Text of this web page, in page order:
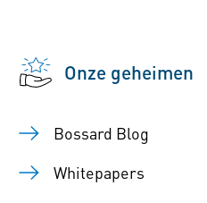
Onze geheimen
Bossard Blog
Whitepapers